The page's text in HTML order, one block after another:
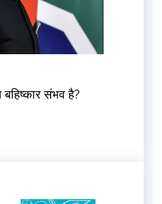
बहिष्कार संभव है?